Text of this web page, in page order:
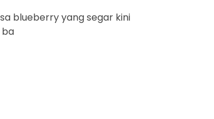
blueberry yang segar kini
ba